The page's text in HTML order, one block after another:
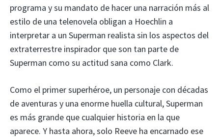
programa y su mandato de hacer una narración más al
estilo de una telenovela obligan a Hoechlin a
interpretar a un Superman realista sin los aspectos del
extraterrestre inspirador que son tan parte de
Superman como su actitud sana como Clark.
Como el primer superhéroe, un personaje con décadas
de aventuras y una enorme huella cultural, Superman
es más grande que cualquier historia en la que
aparece. Y hasta ahora, solo Reeve ha encarnado ese